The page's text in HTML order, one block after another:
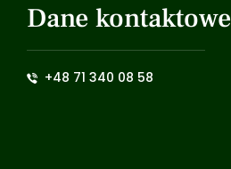
Dane kontaktowe
+48 71 340 08 58